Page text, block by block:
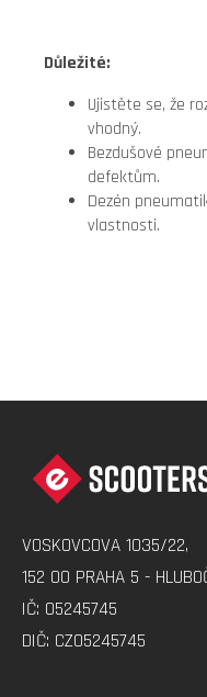
Důležité:
Ujistěte se, že
vhodný.
Bezdušové
defektům.
Dezén
vlastnosti.
VOSKOVCOVA 1035/22,
152 00 PRAHA 5 -
IČ: 05245745
DIČ: CZ05245745